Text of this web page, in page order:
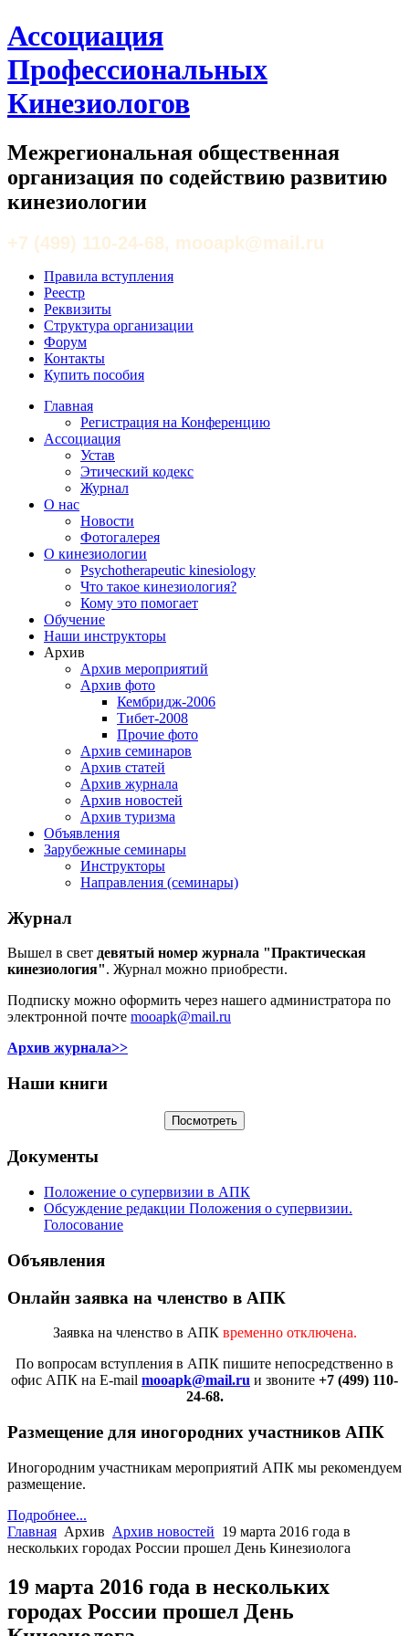
Ассоциация
Профессиональных
Кинезиологов
Межрегиональная общественная
организация по содействию развитию
кинезиологии
+7 (499) 110-24-68, mooapk@mail.ru
Правила вступления
Реестр
Реквизиты
Структура организации
Форум
Контакты
Купить пособия
Главная
Регистрация на Конференцию
Ассоциация
Устав
Этический кодекс
Журнал
О нас
Новости
Фотогалерея
О кинезиологии
Psychotherapeutic kinesiology
Что такое кинезиология?
Кому это помогает
Обучение
Наши инструкторы
Архив
Архив мероприятий
Архив фото
Кембридж-2006
Тибет-2008
Прочие фото
Архив семинаров
Архив статей
Архив журнала
Архив новостей
Архив туризма
Объявления
Зарубежные семинары
Инструкторы
Направления (семинары)
Журнал
Вышел в свет девятый номер журнала "Практическая
кинезиология". Журнал можно приобрести.
Подписку можно оформить через нашего администратора по
электронной почте mooapk@mail.ru
Архив журнала>>
Наши книги
Документы
Положение о супервизии в АПК
Обсуждение редакции Положения о супервизии.
Голосование
Объявления
Онлайн заявка на членство в АПК
Заявка на членство в АПК временно отключена.
По вопросам вступления в АПК пишите непосредственно в
офис АПК на E-mail mooapk@mail.ru и звоните +7 (499) 110-
24-68.
Размещение для иногородних участников АПК
Иногородним участникам мероприятий АПК мы рекомендуем
размещение.
Подробнее...
Главная Архив Архив новостей 19 марта 2016 года в
нескольких городах России прошел День Кинезиолога
19 марта 2016 года в нескольких
городах России прошел День